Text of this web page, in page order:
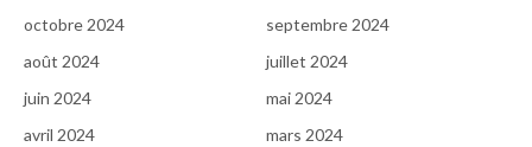
octobre 2024
septembre 2024
août 2024
juillet 2024
juin 2024
mai 2024
avril 2024
mars 2024